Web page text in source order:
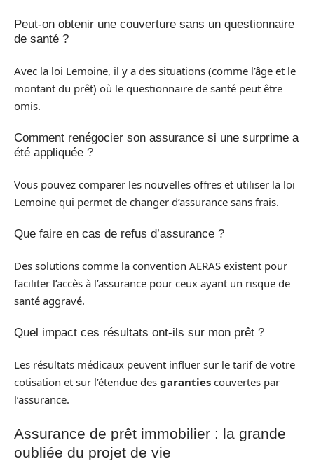
Peut-on obtenir une couverture sans un questionnaire
de santé ?
Avec la loi Lemoine, il y a des situations (comme l’âge et le
montant du prêt) où le questionnaire de santé peut être
omis.
Comment renégocier son assurance si une surprime a
été appliquée ?
Vous pouvez comparer les nouvelles offres et utiliser la loi
Lemoine qui permet de changer d’assurance sans frais.
Que faire en cas de refus d’assurance ?
Des solutions comme la convention AERAS existent pour
faciliter l’accès à l’assurance pour ceux ayant un risque de
santé aggravé.
Quel impact ces résultats ont-ils sur mon prêt ?
Les résultats médicaux peuvent influer sur le tarif de votre
cotisation et sur l’étendue des garanties couvertes par
l’assurance.
Assurance de prêt immobilier : la grande
oubliée du projet de vie